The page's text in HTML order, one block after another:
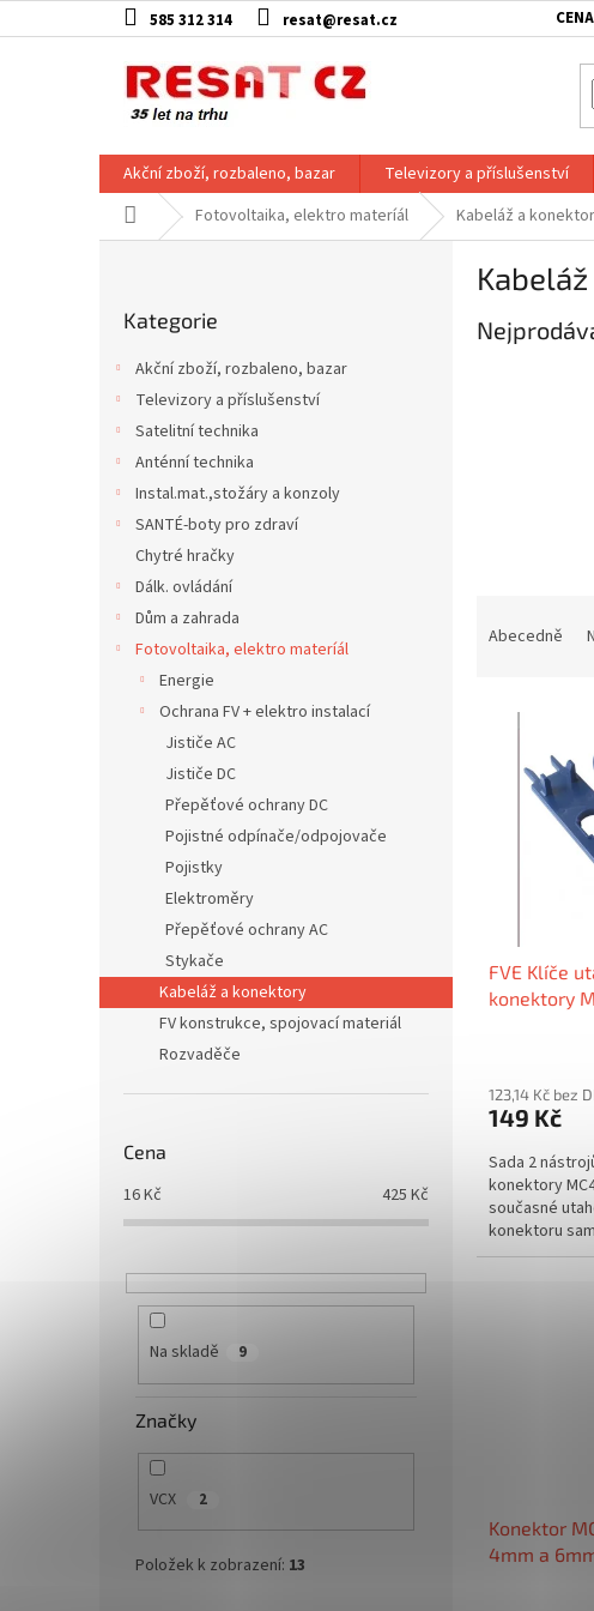
na
585 312 314 resat@resat.cz
Akční zboží, rozbaleno, bazar Televizory a příslušenství
Domů Fotovoltaika, elektro materíál Kabeláž a
kategorie
Kategorie
Akční zboží, rozbaleno, bazar
Televizory a příslušenství
Satelitní technika
Anténní technika
Instal.mat.,stožáry a konzoly
SANTÉ-boty pro zdraví
Chytré hračky
Dálk. ovládání
Dům a zahrada
Fotovoltaika, elektro materíál
Energie
Ochrana FV + elektro instalací
Jističe AC
Jističe DC
Přepěťové ochrany DC
Pojistné odpínače/odpojovače
Pojistky
Elektroměry
Přepěťové ochrany AC
Stykače
Kabeláž a konektory
FV konstrukce, spojovací materiál
Rozvaděče
Cena
16Kč 425 Kč
Na skladě 9
Značky
VCX 2
Položek k zobrazení: 13
Abecedně
FVE Klíče
konektory
123,14 Kč bez
149 Kč
Sada 2
konektory
současné
konektoru
Konektor
4mm a